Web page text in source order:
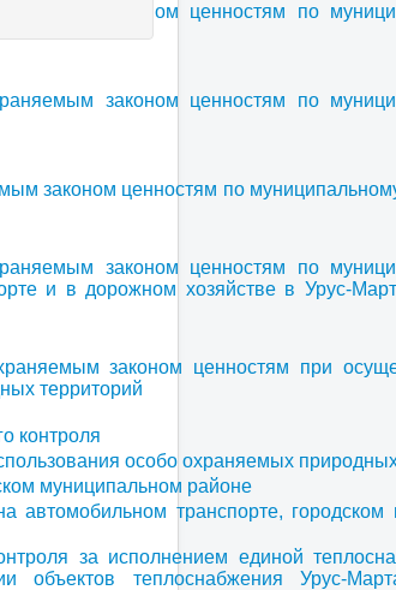
законом ценностям по
законом ценностям по
законом ценностям по
законом ценностям по
и в дорожном хозяйстве в Урус-
законом ценностям при
территорий
контроля
особо охраняемых
муниципальном районе
автомобильном транспорте, городском
за исполнением единой
объектов теплоснабжения Урус-